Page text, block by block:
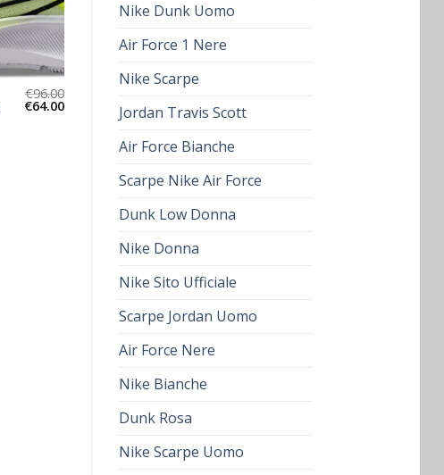
Nike Dunk Uomo
Air Force 1 Nere
Nike Scarpe
Jordan Travis Scott
Air Force Bianche
Scarpe Nike Air Force
Dunk Low Donna
Nike Donna
Nike Sito Ufficiale
Scarpe Jordan Uomo
Air Force Nere
Nike Bianche
Dunk Rosa
Nike Scarpe Uomo
€96.00
€64.00